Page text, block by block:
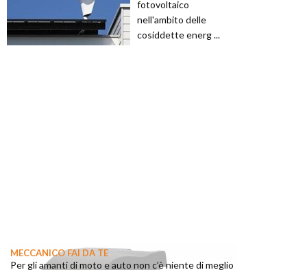
fotovoltaico
nell'ambito delle
cosiddette energ ...
MECCANICO FAI DA TE
Per gli amanti di moto e auto non c’è niente di meglio